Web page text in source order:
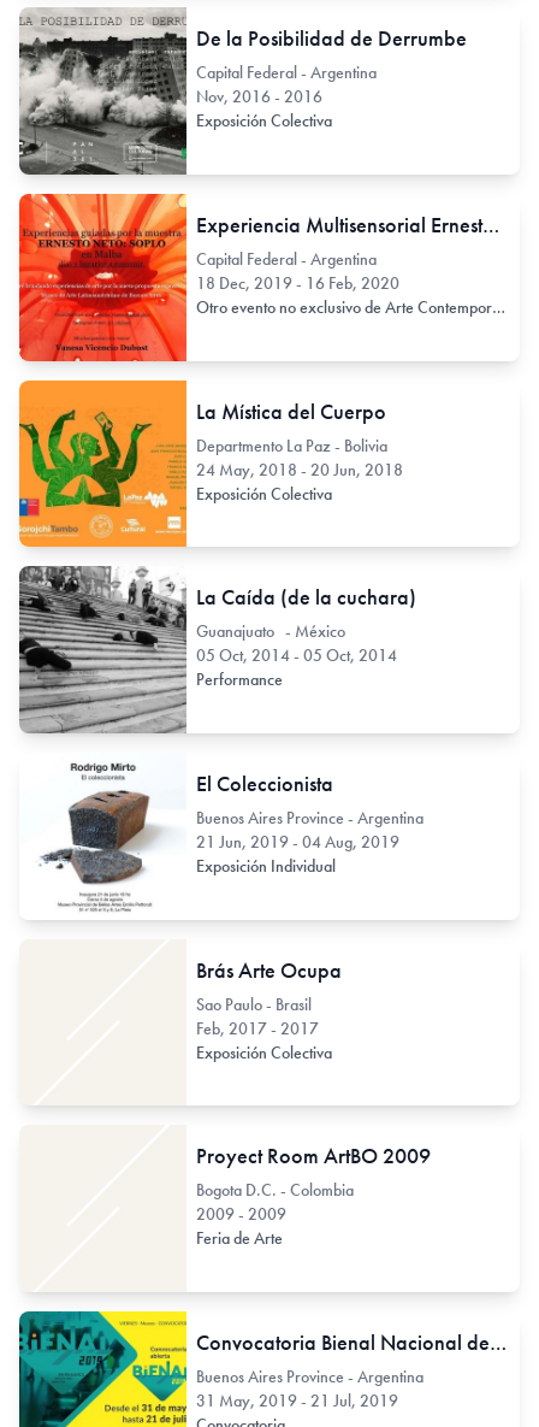
De la Posibilidad de Derrumbe
Capital Federal - Argentina
Nov, 2016 - 2016
Exposición Colectiva
Experiencia Multisensorial Ernesto Neto
Capital Federal - Argentina
18 Dec, 2019 - 16 Feb, 2020
Otro evento no exclusivo de Arte Contemporáneo
La Mística del Cuerpo
Departmento La Paz - Bolivia
24 May, 2018 - 20 Jun, 2018
Exposición Colectiva
La Caída (de la cuchara)
Guanajuato - México
05 Oct, 2014 - 05 Oct, 2014
Performance
El Coleccionista
Buenos Aires Province - Argentina
21 Jun, 2019 - 04 Aug, 2019
Exposición Individual
Brás Arte Ocupa
Sao Paulo - Brasil
Feb, 2017 - 2017
Exposición Colectiva
Proyect Room ArtBO 2009
Bogota D.C. - Colombia
2009 - 2009
Feria de Arte
Convocatoria Bienal Nacional de Arte 2019 - Bahía Blanca
Buenos Aires Province - Argentina
31 May, 2019 - 21 Jul, 2019